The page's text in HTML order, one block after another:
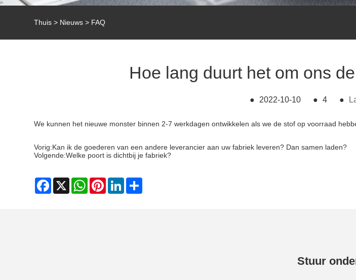
Thuis > Nieuws > FAQ
Hoe lang duurt het om ons
● 2022-10-10 ● 4 ●
We kunnen het nieuwe monster binnen 2-7 werkdagen ontwikkelen als we de stof op voorraad
Vorig:Kan ik de goederen van een andere leverancier aan uw fabriek leveren? Dan samen laden?
Volgende:Welke poort is dichtbij je fabriek?
Facebook
X WhatsAppPinterestLinkedIn
Stuur